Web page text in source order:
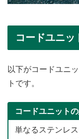
コードユニッ
以下がコードユニ
トです。
コードユニット
単なるステンレ